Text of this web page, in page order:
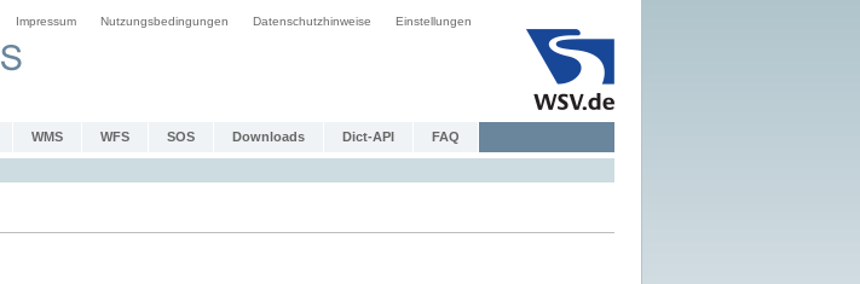
Impressum Nutzungsbedingungen Datenschutzhinweise Einstellungen
WMS WFS SOS Downloads Dict-API FAQ